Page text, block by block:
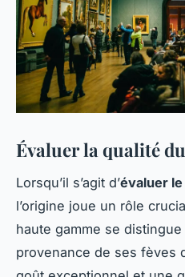
Évaluer la qualité
Lorsqu’il s’agit d’évaluer
l’origine joue un rôle
haute gamme se
provenance de ses fèves